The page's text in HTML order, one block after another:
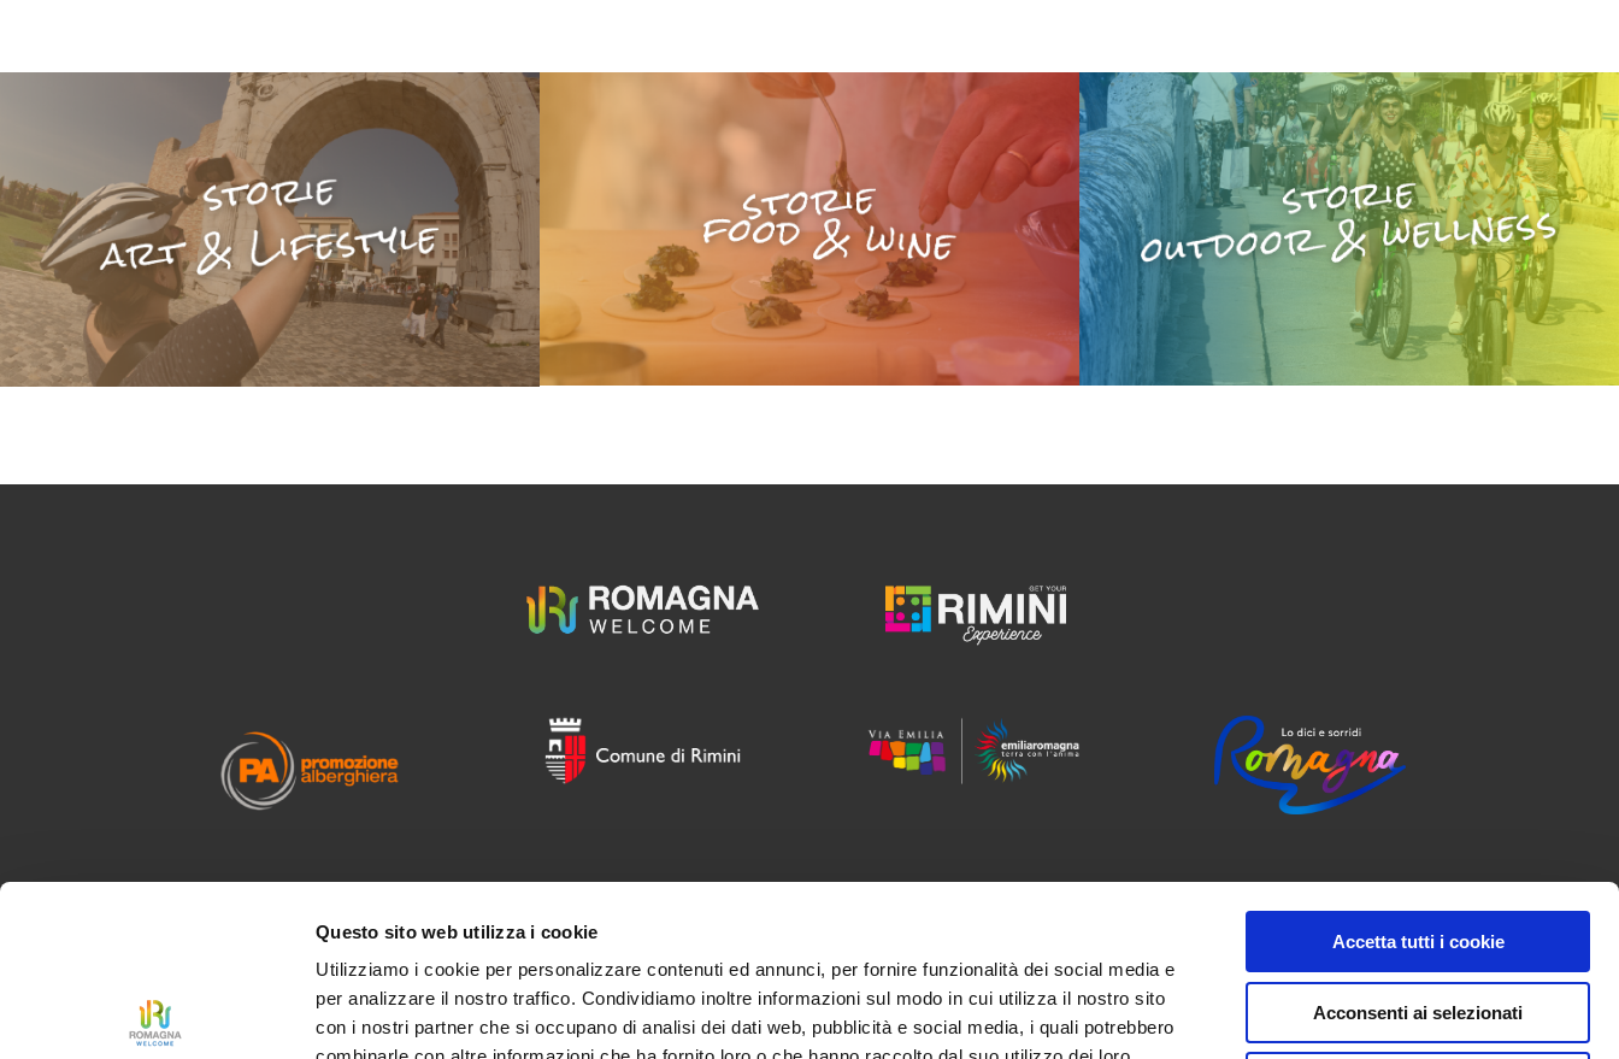
Questo sito web utilizza i cookie
Utilizziamo i cookie per personalizzare contenuti ed annunci, per fornire funzionalità dei social media e
per analizzare il nostro traffico. Condividiamo inoltre informazioni sul modo in cui utilizza il nostro sito
con i nostri partner che si occupano di analisi dei dati web, pubblicità e social media, i quali potrebbero
Accetta tutti i cookie
Acconsenti ai selezionati